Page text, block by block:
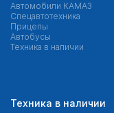
Автомобили КАМАЗ
Спецавтотехника
Прицепы
Автобусы
Техника в наличии
Техника в наличии